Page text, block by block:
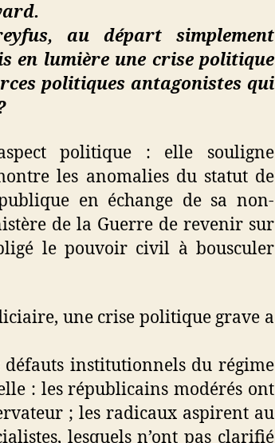
au départ simplement
en lumière une crise politique
politiques antagonistes qui
politique : elle souligne
les anomalies du statut de
en échange de sa non-
de la Guerre de revenir sur
le pouvoir civil à bousculer
une crise politique grave a
défauts institutionnels du régime
: les républicains modérés ont
; les radicaux aspirent au
lesquels n’ont pas clarifié